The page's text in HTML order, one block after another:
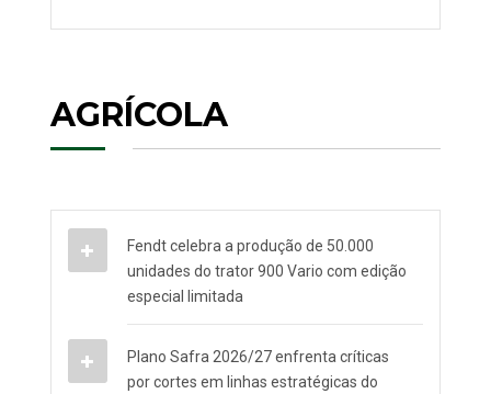
AGRÍCOLA
Fendt celebra a produção de 50.000
unidades do trator 900 Vario com edição
especial limitada
Plano Safra 2026/27 enfrenta críticas
por cortes em linhas estratégicas do